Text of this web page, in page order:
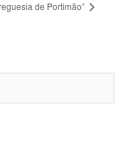
de Portimão”